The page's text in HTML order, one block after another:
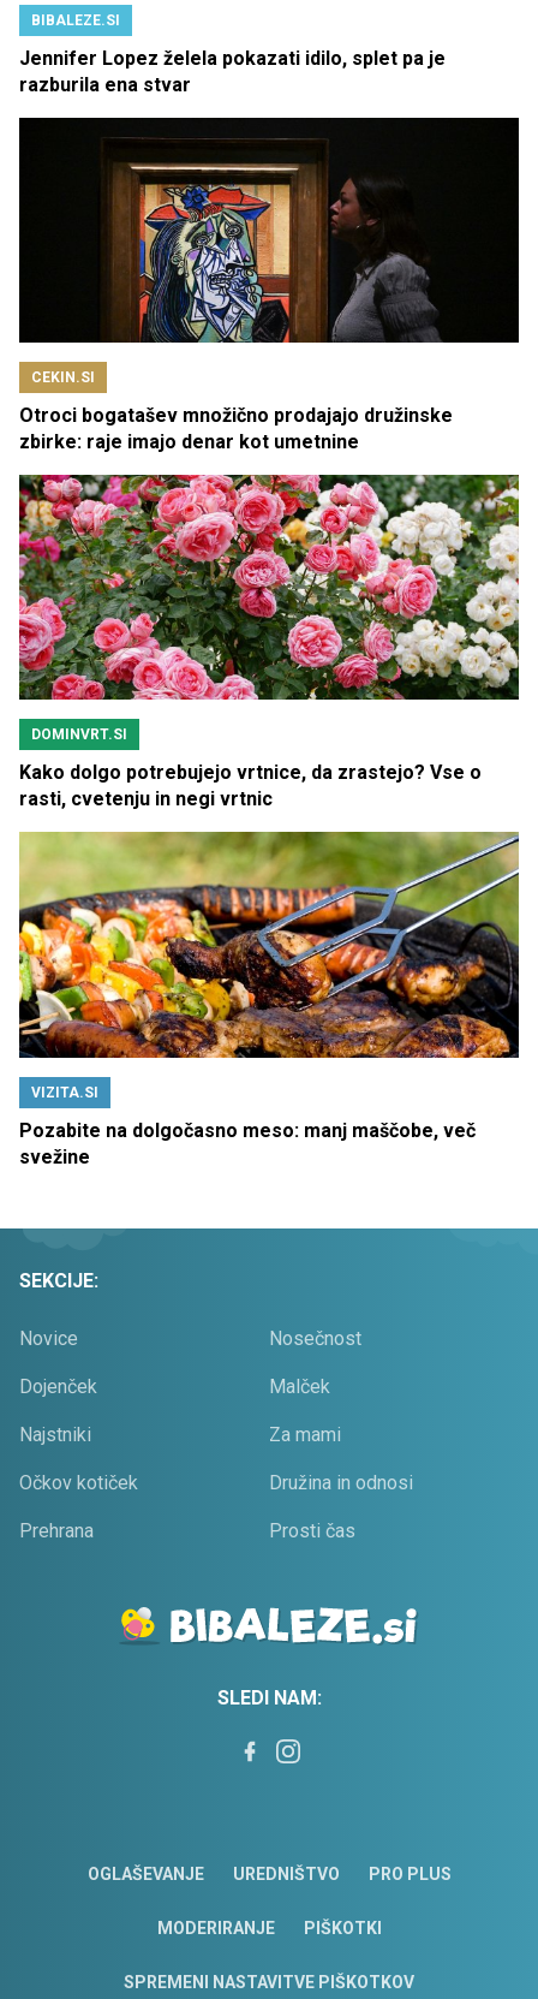
BIBALEZE.SI
Jennifer Lopez želela pokazati idilo, splet pa je
razburila ena stvar
CEKIN.SI
Otroci bogatašev množično prodajajo družinske
zbirke: raje imajo denar kot umetnine
DOMINVRT.SI
Kako dolgo potrebujejo vrtnice, da zrastejo? Vse o
rasti, cvetenju in negi vrtnic
VIZITA.SI
Pozabite na dolgočasno meso: manj maščobe, več
svežine
SEKCIJE:
Novice Nosečnost
Dojenček Malček
Najstniki Za mami
Očkov kotiček Družina in odnosi
Prehrana Prosti čas
SLEDI NAM:
OGLAŠEVANJE UREDNIŠTVO PRO PLUS
MODERIRANJE PIŠKOTKI
SPREMENI NASTAVITVE PIŠKOTKOV